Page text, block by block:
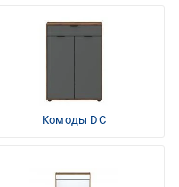
Комоды DC